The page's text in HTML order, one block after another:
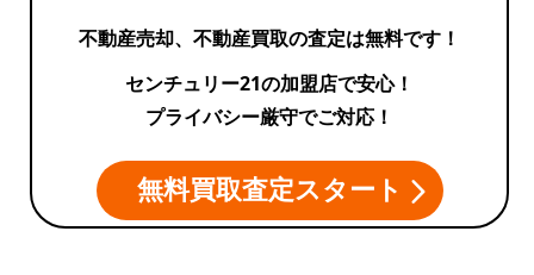
不動産売却、不動産買取の査定は無料です！
センチュリー21の加盟店で安心！
プライバシー厳守でご対応！
無料買取査定スタート